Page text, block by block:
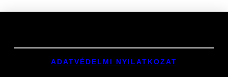
ADATVÉDELMI NYILATKOZAT